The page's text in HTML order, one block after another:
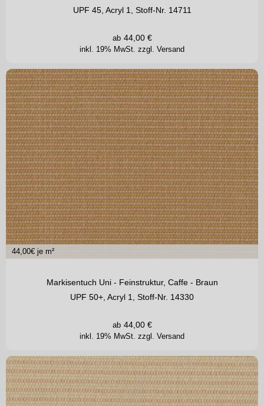
UPF 45, Acryl 1, Stoff-Nr. 14711
inkl. 19% MwSt. zzgl. Versand
ab 44,00€
44,00€ je m²
Markisentuch Uni - Feinstruktur, Caffe - Braun
UPF 50+, Acryl 1, Stoff-Nr. 14330
inkl. 19% MwSt. zzgl. Versand
ab 44,00€